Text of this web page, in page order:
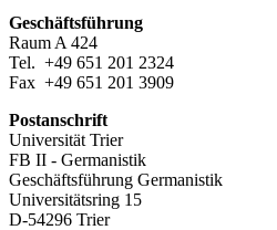
Geschäftsführung
Raum A 424
Tel. +49 651 201 2324
Fax +49 651 201 3909
Postanschrift
Universität Trier
FB II - Germanistik
Geschäftsführung Germanistik
Universitätsring 15
D-54296 Trier